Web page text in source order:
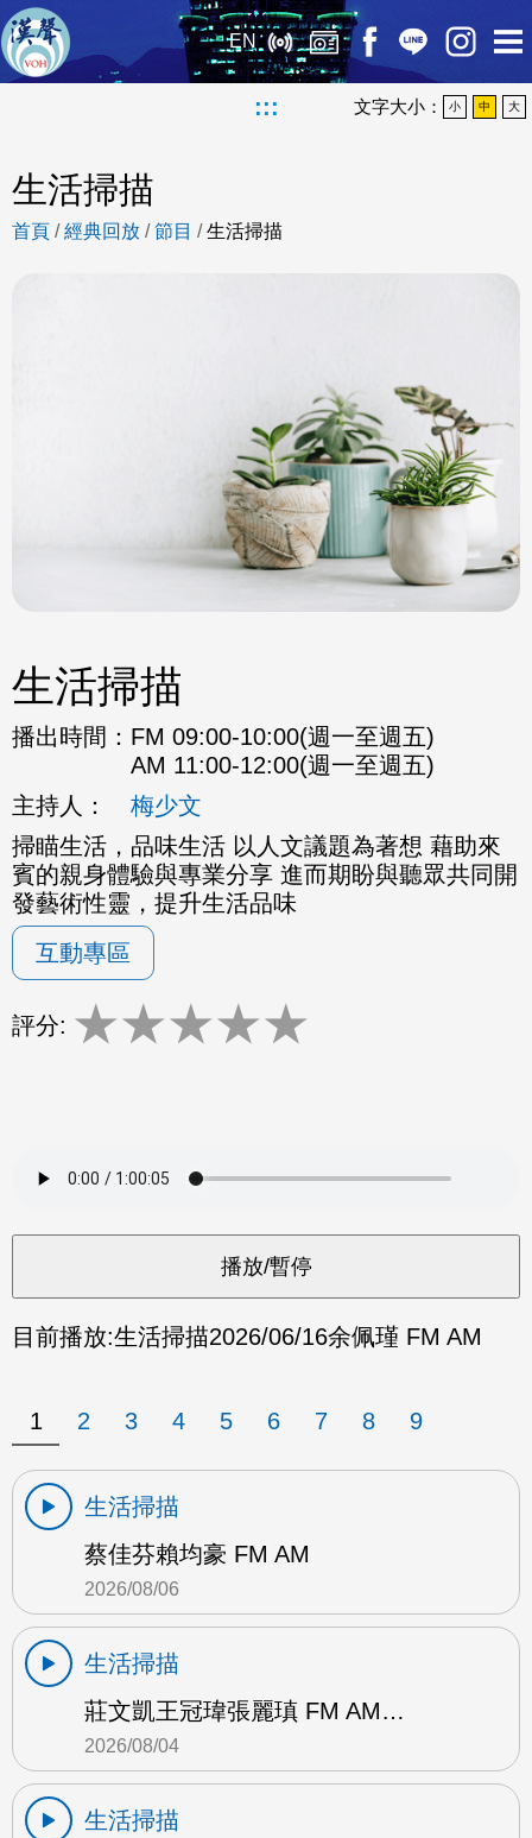
EN
::: 文字大小： 小 中 大
生活掃描
首頁 /經典回放 /節目 /生活掃描
生活掃描
播出時間： FM 09:00-10:00(週一至週五)
AM 11:00-12:00(週一至週五)
主持人：
梅少文
掃瞄生活，品味生活 以人文議題為著想 藉助來
賓的親身體驗與專業分享 進而期盼與聽眾共同開
發藝術性靈，提升生活品味
互動專區
評分: ★★★★★
目前播放:生活掃描2026/06/16余佩瑾 FM AM
1 2 3 4 5 6 7 8 9
生活掃描
蔡佳芬賴均豪 FM AM
2026/08/06
生活掃描
莊文凱王冠瑋張麗瑱 FM AM…
2026/08/04
生活掃描